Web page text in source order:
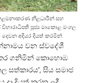
නිළධාරීන් සහ
පූජ්‍ය මාකොළ මංගල
අදියර දියත් කරමින්.
වන ස්වදේශී
කර ගනිමින් කොහොඹ
සත්කාරය’, සිය සමාජ